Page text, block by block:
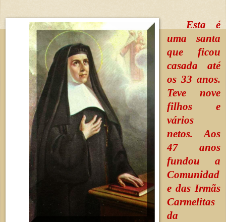
Esta é
uma santa
que ficou
casada até
os 33 anos.
Teve nove
filhos e
vários
netos. Aos
47 anos
fundou a
Comunidad
e das Irmãs
Carmelitas
da